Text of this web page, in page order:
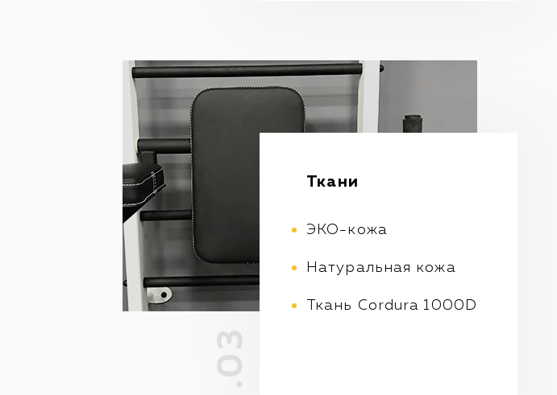
.03
Ткани
ЭКО-кожа
Натуральная кожа
Ткань Cordura 1000D